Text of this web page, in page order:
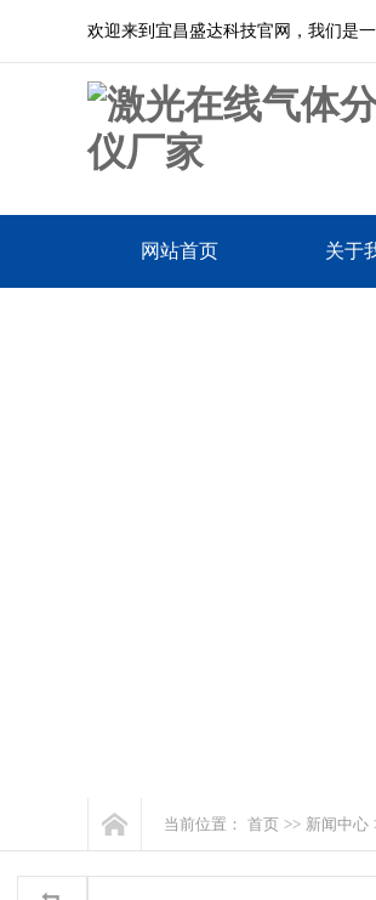
欢迎来到宜昌盛达科技官网，我们是
网站首页 关于
当前位置： 首页 >> 新闻中心